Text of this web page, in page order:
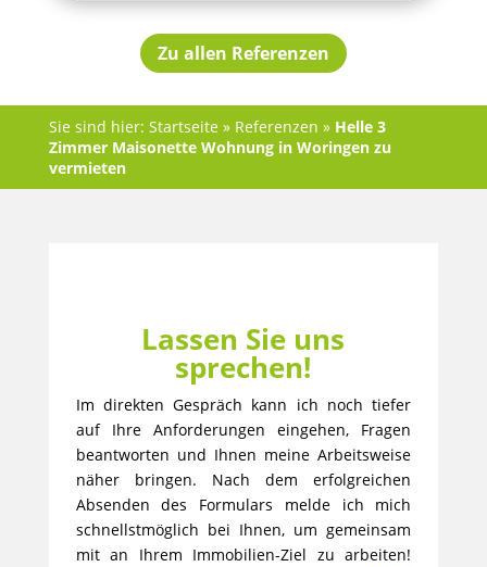
Zu allen Referenzen
Sie sind hier: Startseite» Referenzen » Helle 3
Zimmer Maisonette Wohnung in Woringen zu
vermieten
Lassen Sie uns
sprechen!
Im direkten Gespräch kann ich noch tiefer
auf Ihre Anforderungen eingehen, Fragen
beantworten und Ihnen meine Arbeitsweise
näher bringen. Nach dem erfolgreichen
Absenden des Formulars melde ich mich
schnellstmöglich bei Ihnen, um gemeinsam
mit an Ihrem Immobilien-Ziel zu arbeiten!